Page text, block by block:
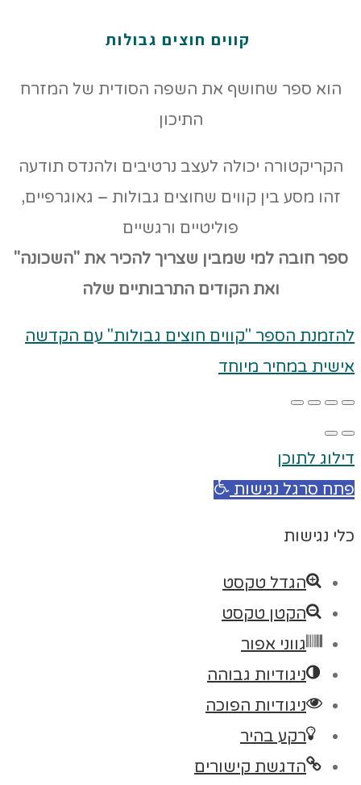
קווים חוצים גבולות
הוא ספר שחושף את השפה הסודית של המזרח
התיכון
הקריקטורה יכולה לעצב נרטיבים ולהנדס תודעה
זהו מסע בין קווים שחוצים גבולות – גאוגרפיים,
פוליטיים ורגשיים
ספר חובה למי שמבין שצריך להכיר את "השכונה"
ואת הקודים התרבותיים שלה
להזמנת הספר "קווים חוצים גבולות" עם הקדשה
אישית במחיר מיוחד
דילוג לתוכן
פתח סרגל נגישות
כלי נגישות
הגדל טקסט
הקטן טקסט
גווני אפור
ניגודיות גבוהה
ניגודיות הפוכה
רקע בהיר
הדגשת קישורים